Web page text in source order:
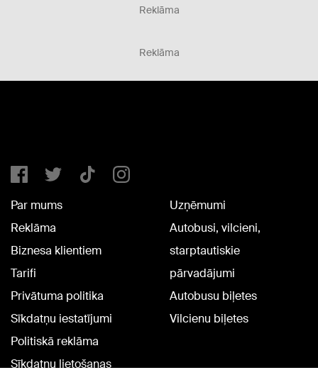
Reklāma
Reklāma
Par mums
Reklāma
Biznesa klientiem
Tarifi
Privātuma politika
Sīkdatņu iestatījumi
Politiskā reklāma
Sīkdatņu lietošanas
Uzņēmumi
Autobusi, vilcieni,
starptautiskie
pārvadājumi
Autobusu biļetes
Vilcienu biļetes